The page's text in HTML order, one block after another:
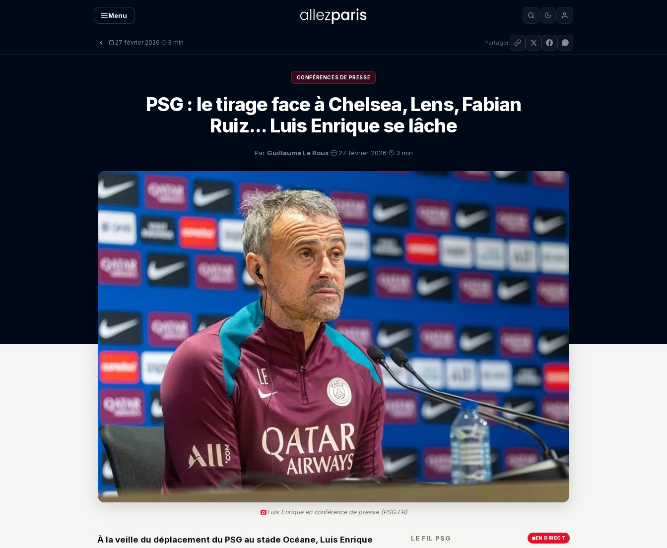
Menu
27 février 2026· 3 min Partager
CONFÉRENCES DE PRESSE
PSG : le tirage face à Chelsea, Lens, Fabian
Ruiz... Luis Enrique se lâche
Par Guillaume Le Roux· 27 février 2026· 3 min
Luis Enrique en conférence de presse (PSG.FR)
À la veille du déplacement du PSG au stade Océane, Luis Enrique
LE FIL PSG EN DIRECT